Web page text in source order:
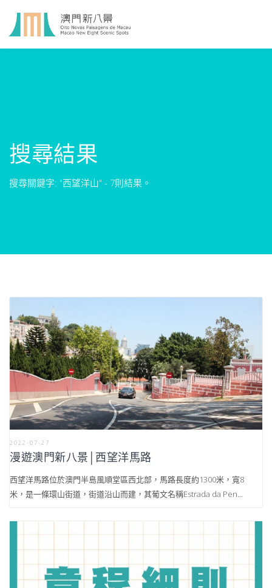
搜尋結果
搜尋關鍵字: "西望洋山" - 7則結果。
2022-07-27
漫遊澳門新八景│西望洋馬路
西望洋馬路位於澳門半島風順堂區西北部，馬路長度約1300米，寬8
米，是一條環山街道，街道沿山而建，其葡文名稱Estrada da Pen...